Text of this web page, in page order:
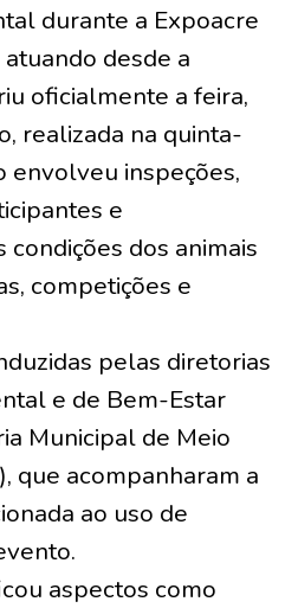
durante a Expoacre
desde a
oficialmente a feira,
realizada na quinta-
envolveu inspeções,
e
dos animais
competições e
pelas diretorias
e de Bem-Estar
Municipal de Meio
que acompanharam a
ao uso de
aspectos como